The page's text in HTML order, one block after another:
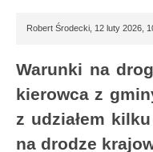
Robert Środecki, 12 luty 2026,
Warunki na
kierowca z
z udziałem
na drodze